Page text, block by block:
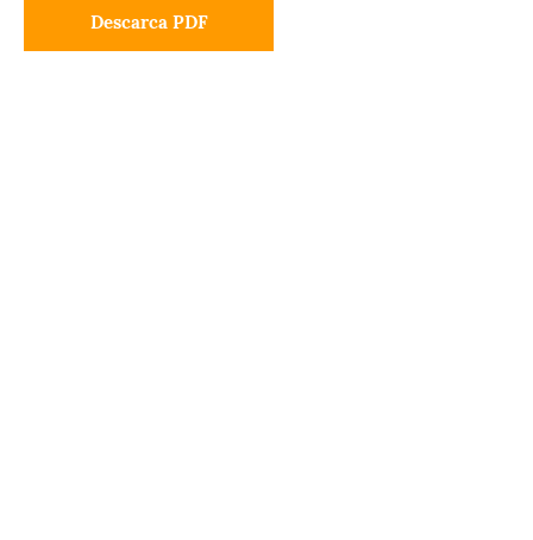
Descarca PDF